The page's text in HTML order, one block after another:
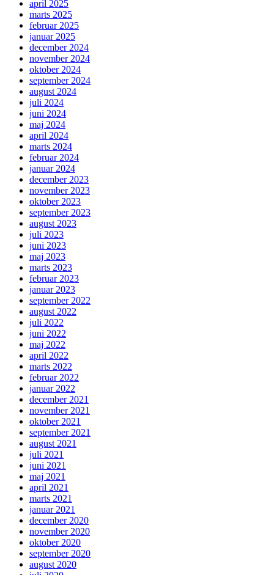
april 2025
marts 2025
februar 2025
januar 2025
december 2024
november 2024
oktober 2024
september 2024
august 2024
juli 2024
juni 2024
maj 2024
april 2024
marts 2024
februar 2024
januar 2024
december 2023
november 2023
oktober 2023
september 2023
august 2023
juli 2023
juni 2023
maj 2023
marts 2023
februar 2023
januar 2023
september 2022
august 2022
juli 2022
juni 2022
maj 2022
april 2022
marts 2022
februar 2022
januar 2022
december 2021
november 2021
oktober 2021
september 2021
august 2021
juli 2021
juni 2021
maj 2021
april 2021
marts 2021
januar 2021
december 2020
november 2020
oktober 2020
september 2020
august 2020